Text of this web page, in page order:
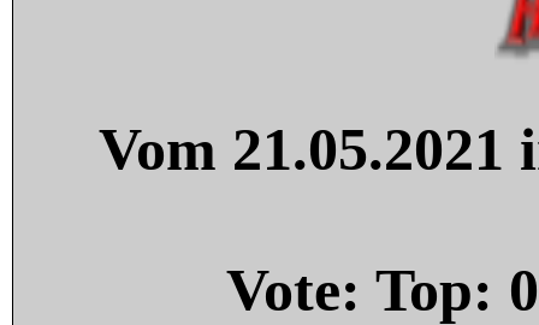
Vom
Vote: Top: 0